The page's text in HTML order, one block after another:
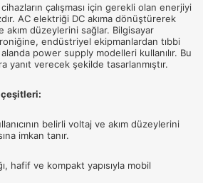
çalışması için gerekli olan enerjiyi
AC elektriği DC akıma dönüştürerek
akım düzeylerini sağlar. Bilgisayar
endüstriyel ekipmanlardan tıbbi
power supply modelleri kullanılır. Bu
yanıt verecek şekilde tasarlanmıştır.
çeşitleri:
belirli voltaj ve akım düzeylerini
imkan tanır.
hafif ve kompakt yapısıyla mobil